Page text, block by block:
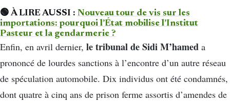
🟢 À LIRE AUSSI : Nouveau tour de vis sur les
importations: pourquoi l’État mobilise l’Institut
Pasteur et la gendarmerie ?
Enfin, en avril dernier, le tribunal de Sidi M’hamed a
prononcé de lourdes sanctions à l’encontre d’un autre réseau
de spéculation automobile. Dix individus ont été condamnés,
dont quatre à cinq ans de prison ferme assortis d’amendes de